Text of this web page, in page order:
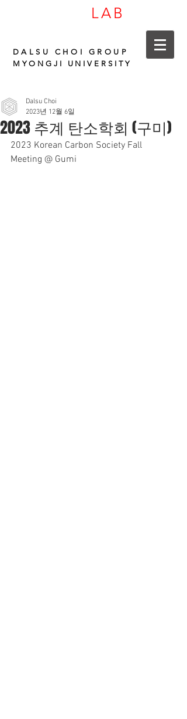
LAB
DALSU CHOI GROUP
MYONGJI UNIVERSITY
2023 추계 탄소학회 (구미)
Dalsu Choi
2023년 12월 6일
2023 Korean Carbon Society Fall
Meeting @ Gumi